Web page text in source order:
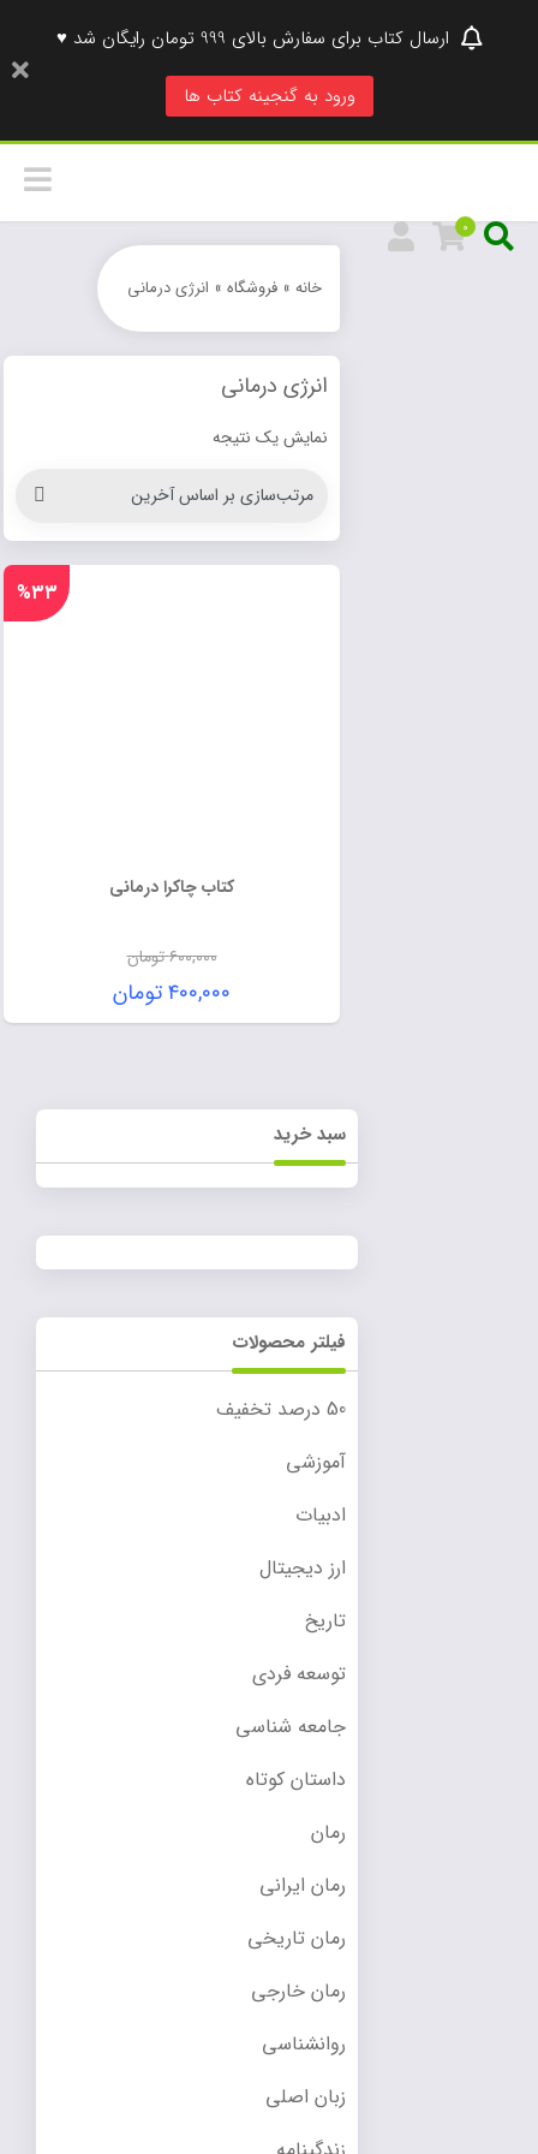
ارسال کتاب برای سفارش بالای 999 تومان رایگان شد ♥
ورود به گنجینه کتاب ها
خانه» فروشگاه» انرژی درمانی
انرژی درمانی
نمایش یک نتیجه
کتاب چاکرا درمانی
۶۰۰,۰۰۰تومان
۴۰۰,۰۰۰تومان
%۳۳
سبد خرید
فیلتر محصولات
50 درصد تخفیف
آموزشی
ادبیات
ارز دیجیتال
تاریخ
توسعه فردی
جامعه شناسی
داستان کوتاه
رمان
رمان ایرانی
رمان تاریخی
رمان خارجی
روانشناسی
زبان اصلی